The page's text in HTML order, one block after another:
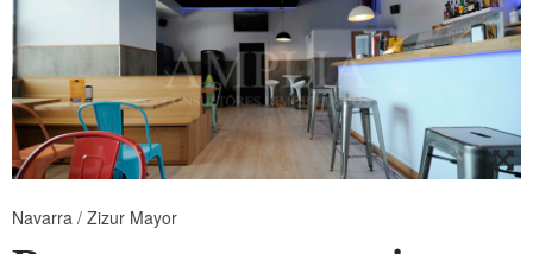
Navarra / Zizur Mayor